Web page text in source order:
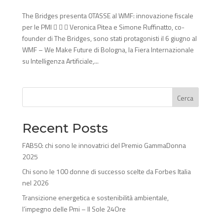
The Bridges presenta 0TASSE al WMF: innovazione fiscale
per le PMI    Veronica Pitea e Simone Ruffinatto, co-
founder di The Bridges, sono stati protagonisti il 6 giugno al
WMF – We Make Future di Bologna, la Fiera Internazionale
su Intelligenza Artificiale,...
Cerca
Recent Posts
FAB50: chi sono le innovatrici del Premio GammaDonna
2025
Chi sono le 100 donne di successo scelte da Forbes Italia
nel 2026
Transizione energetica e sostenibilità ambientale,
l’impegno delle Pmi – Il Sole 24Ore